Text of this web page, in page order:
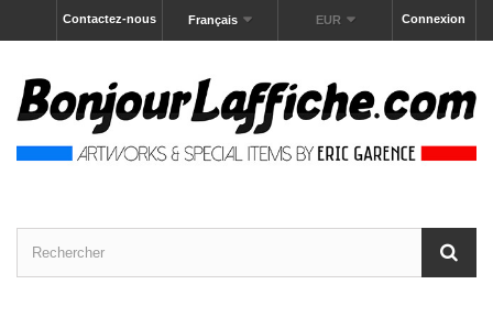
Connexion
EUR
Français
Contactez-nous